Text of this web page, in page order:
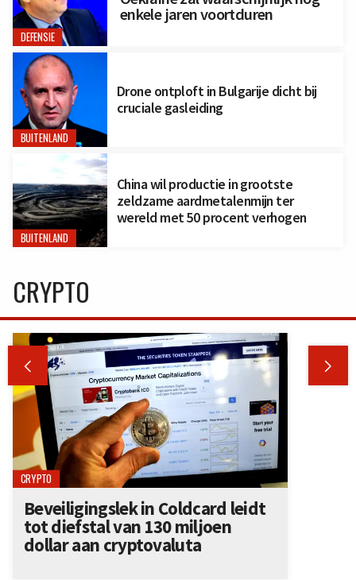
DEFENSIE
enkele jaren voortduren
BUITENLAND
Drone ontploft in Bulgarije dicht bij
cruciale gasleiding
BUITENLAND
China wil productie in grootste
zeldzame aardmetalenmijn ter
wereld met 50 procent verhogen
CRYPTO
 
CRYPTO
Beveiligingslek in Coldcard leidt
tot diefstal van 130 miljoen
dollar aan cryptovaluta